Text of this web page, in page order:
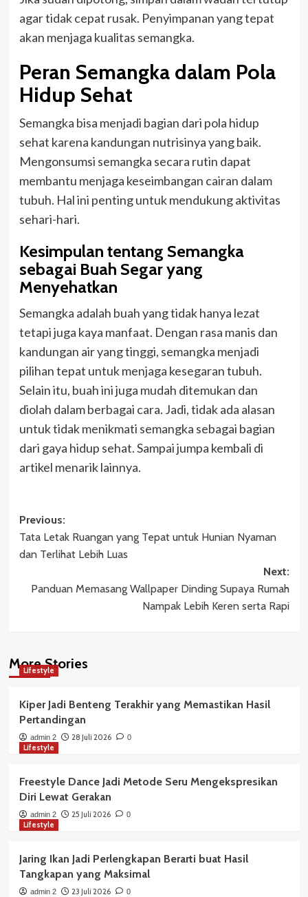
agar tidak cepat rusak. Penyimpanan yang tepat
akan menjaga kualitas semangka.
Peran Semangka dalam Pola
Hidup Sehat
Semangka bisa menjadi bagian dari pola hidup
sehat karena kandungan nutrisinya yang baik.
Mengonsumsi semangka secara rutin dapat
membantu menjaga keseimbangan cairan dalam
tubuh. Hal ini penting untuk mendukung aktivitas
sehari-hari.
Kesimpulan tentang Semangka
sebagai Buah Segar yang
Menyehatkan
Semangka adalah buah yang tidak hanya lezat
tetapi juga kaya manfaat. Dengan rasa manis dan
kandungan air yang tinggi, semangka menjadi
pilihan tepat untuk menjaga kesegaran tubuh.
Selain itu, buah ini juga mudah ditemukan dan
diolah dalam berbagai cara. Jadi, tidak ada alasan
untuk tidak menikmati semangka sebagai bagian
dari gaya hidup sehat. Sampai jumpa kembali di
artikel menarik lainnya.
Post
navigation
Previous:
Tata Letak Ruangan yang Tepat untuk Hunian Nyaman
dan Terlihat Lebih Luas
Next:
Panduan Memasang Wallpaper Dinding Supaya Rumah
Nampak Lebih Keren serta Rapi
More Stories
Lifestyle
Kiper Jadi Benteng Terakhir yang Memastikan Hasil
Pertandingan
admin 2 28 Juli 2026 0
Lifestyle
Freestyle Dance Jadi Metode Seru Mengekspresikan
Diri Lewat Gerakan
admin 2 25 Juli 2026 0
Lifestyle
Jaring Ikan Jadi Perlengkapan Berarti buat Hasil
Tangkapan yang Maksimal
admin 2 23 Juli 2026 0